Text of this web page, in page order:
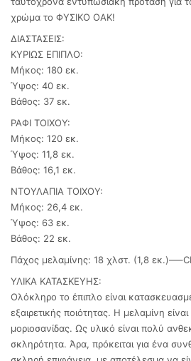
χρώμα το ΦΥΣΙΚΟ ΟΑΚ!
ΔΙΑΣΤΑΣΕΙΣ:
ΚΥΡΙΩΣ ΕΠΙΠΛΟ:
Μήκος: 180 εκ.
Ύψος: 40 εκ.
Βάθος: 37 εκ.
ΡΑΦΙ ΤΟΙΧΟΥ:
Μήκος: 120 εκ.
Ύψος: 11,8 εκ.
Βάθος: 16,1 εκ.
ΝΤΟΥΛΑΠΙΑ ΤΟΙΧΟΥ:
Μήκος: 26,4 εκ.
Ύψος: 63 εκ.
Βάθος: 22 εκ.
Πάχος μελαμίνης: 18 χλστ. (1,8
ΥΛΙΚΑ ΚΑΤΑΣΚΕΥΗΣ:
Ολόκληρο το έπιπλο είναι
εξαιρετικής ποιότητας. Η μελαμίνη
μοριοσανίδας. Ως υλικό είναι πολύ
σκληρότητα. Άρα, πρόκειται για ένα